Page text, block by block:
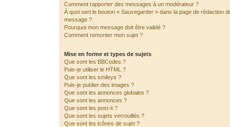
Comment rapporter des messages à un modérateur ?
À quoi sert le bouton « Sauvegarder » dans la page de rédaction
message ?
Pourquoi mon message doit être validé ?
Comment remonter mon sujet ?
Mise en forme et types de sujets
Que sont les BBCodes ?
Puis-je utiliser le HTML ?
Que sont les smileys ?
Puis-je publier des images ?
Que sont les annonces globales ?
Que sont les annonces ?
Que sont les post-it ?
Que sont les sujets verrouillés ?
Que sont les icônes de sujet ?